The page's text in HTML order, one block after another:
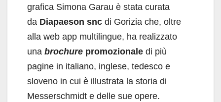
grafica Simona Garau è stata curata
da Diapaeson snc di Gorizia che, oltre
alla web app multilingue, ha realizzato
una brochure promozionale di più
pagine in italiano, inglese, tedesco e
sloveno in cui è illustrata la storia di
Messerschmidt e delle sue opere.